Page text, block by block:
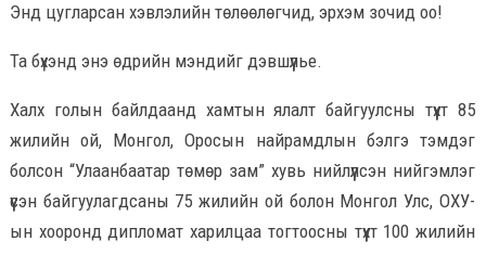
Энд цугларсан хэвлэлийн төлөөлөгчид, эрхэм зочид оо!
Та бүхэнд энэ өдрийн мэндийг дэвшүүлье.
Халх голын байлдаанд хамтын ялалт байгуулсны түүхт 85
жилийн ой, Монгол, Оросын найрамдлын бэлгэ тэмдэг
болсон “Улаанбаатар төмөр зам” хувь нийлүүлсэн нийгэмлэг
үүсэн байгуулагдсаны 75 жилийн ой болон Монгол Улс, ОХУ-
ын хооронд дипломат харилцаа тогтоосны түүхт 100 жилийн